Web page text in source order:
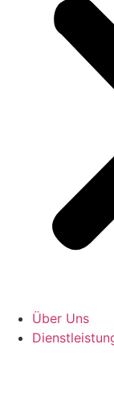
Über Uns